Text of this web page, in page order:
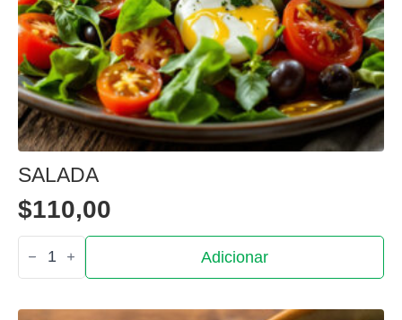
SALADA
$110,00
Quantidade
de
Salada
Adicionar